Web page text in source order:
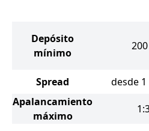
Depósito
mínimo
200
Spread desde
Apalancamiento
máximo